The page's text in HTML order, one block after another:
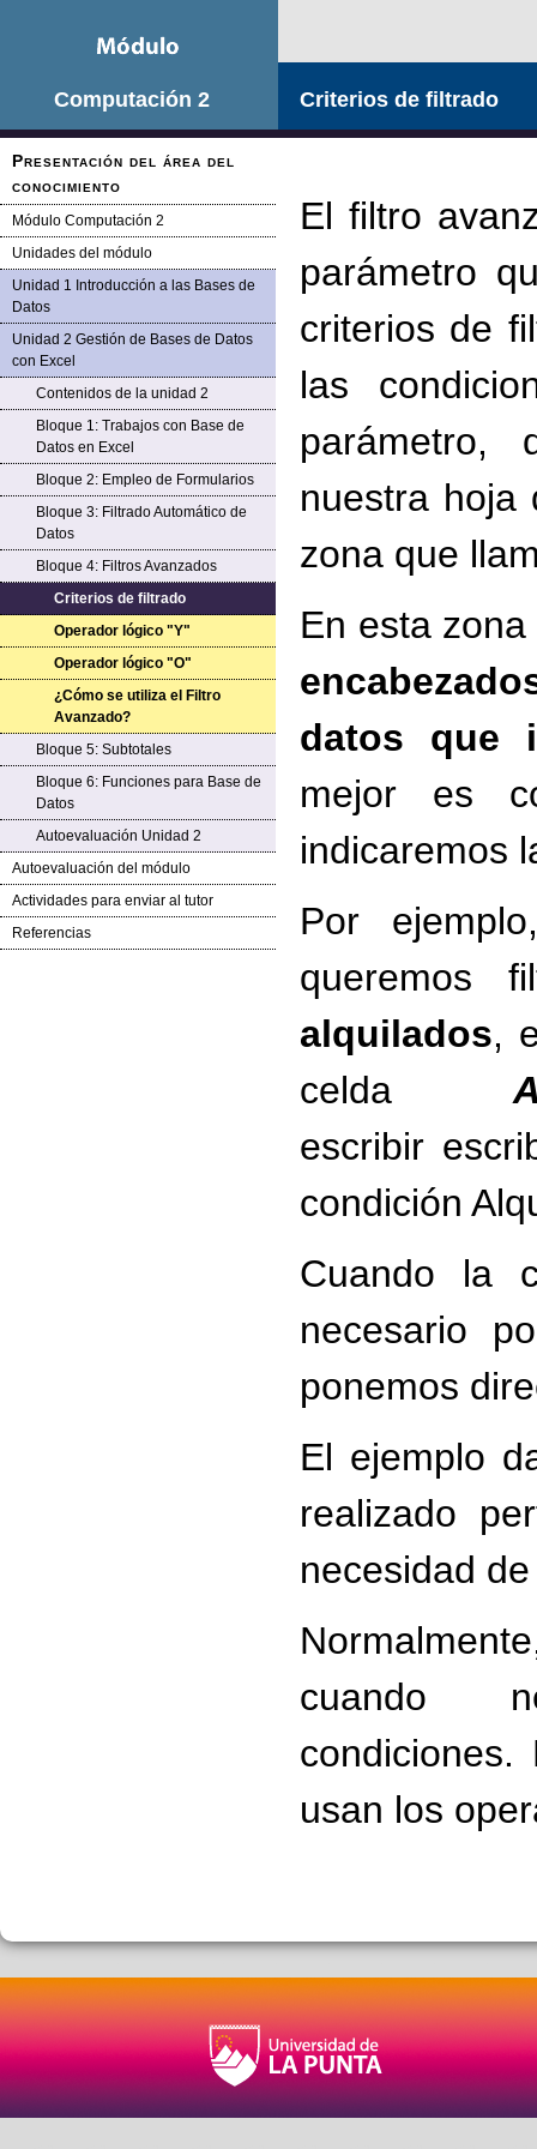
Computación 2
Presentación del área del
conocimiento
Módulo Computación 2
Unidades del módulo
Unidad 1 Introducción a las Bases de
Datos
Unidad 2 Gestión de Bases de Datos
con Excel
Contenidos de la unidad 2
Bloque 1: Trabajos con Base de
Datos en Excel
Bloque 2: Empleo de Formularios
Bloque 3: Filtrado Automático de
Datos
Bloque 4: Filtros Avanzados
Criterios de filtrado
Operador lógico "Y"
Operador lógico "O"
¿Cómo se utiliza el Filtro
Avanzado?
Bloque 5: Subtotales
Bloque 6: Funciones para Base de
Datos
Autoevaluación Unidad 2
Autoevaluación del módulo
Actividades para enviar al tutor
Referencias
Criterios de filtrado
El filtro
parámetro
criterios de
las
parámetro,
nuestra hoja
zona que
En esta
datos que
mejor es
indicaremos
Por
queremos
alquilados,
celda
escribir
condición
Cuando la
necesario
ponemos
El ejemplo
realizado
necesidad
cuando
usan los